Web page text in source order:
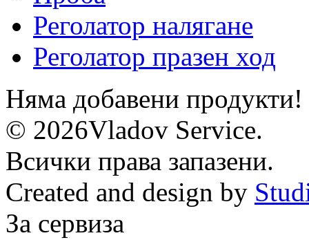
Реголатор налягане
Реголатор празен ход
Няма добавени продукти!
© 2026Vladov Service.
Всички права запазени.
Created and design by
За сервиза